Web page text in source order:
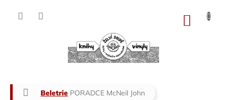
Domů
Beletrie PORADCE McNeil John